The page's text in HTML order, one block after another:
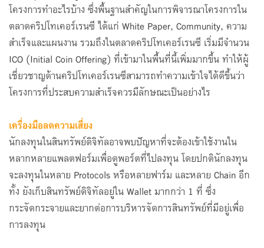
โครงการทำอะไรบ้าง ซึ่งพื้นฐานสำคัญในการพิจารณาโครงการใน
ตลาดคริปโทเคอร์เรนซี ได้แก่ White Paper, Community, ความ
สำเร็จและแผนงาน รวมถึงในตลาดคริปโทเคอร์เรนซี เริ่มมีจำนวน
ICO (Initial Coin Offering) ที่เข้ามาในพื้นที่นี้เพิ่มมากขึ้น ทำให้ผู้
เชี่ยวชาญด้านคริปโทเคอร์เรนซีสามารถทำความเข้าใจได้ดีขึ้นว่า
โครงการที่ประสบความสำเร็จควรมีลักษณะเป็นอย่างไร
เครื่องมือลดความเสี่ยง
นักลงทุนในสินทรัพย์ดิจิทัลอาจพบปัญหาที่จะต้องเข้าใช้งานใน
หลากหลายแพลตฟอร์มเพื่อดูพอร์ตที่ไปลงทุน โดยปกตินักลงทุน
จะลงทุนในหลาย Protocols หรือหลายฟาร์ม และหลาย Chain อีก
ทั้ง ยังเก็บสินทรัพย์ดิจิทัลอยู่ใน Wallet มากกว่า 1 ที่ ซึ่ง
กระจัดกระจายและยากต่อการบริหารจัดการสินทรัพย์ที่มีอยู่เพื่อ
การลงทุน